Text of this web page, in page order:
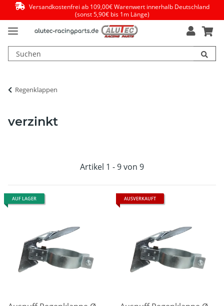
Versandkostenfrei ab 109,00€ Warenwert innerhalb Deutschland
(sonst 5,90€ bis 1m Länge)
Regenklappen
verzinkt
Artikel 1 - 9 von 9
AUF LAGER AUSVERKAUFT